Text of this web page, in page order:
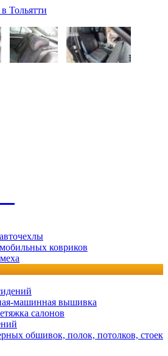
ковриков
машинная вышивка
салонов
обшивок, полок, потолков, стоек